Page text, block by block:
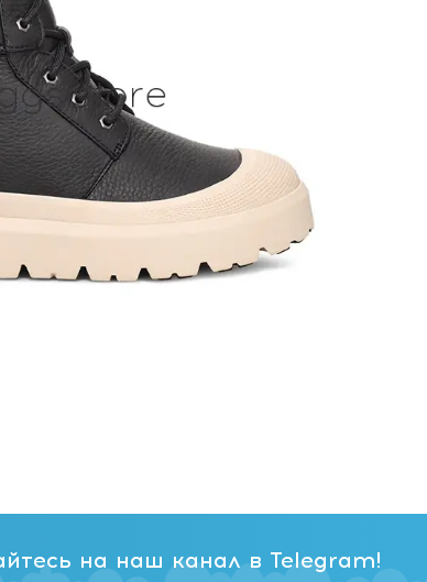
на наш канал в Telegram!